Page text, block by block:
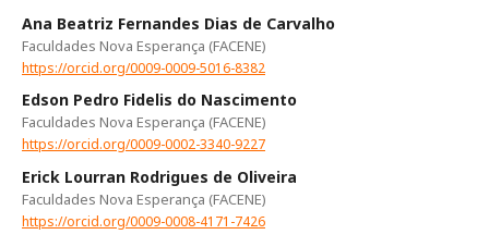
Ana Beatriz Fernandes Dias de Carvalho
Faculdades Nova Esperança (FACENE)
https://orcid.org/0009-0009-5016-8382
Edson Pedro Fidelis do Nascimento
Faculdades Nova Esperança (FACENE)
https://orcid.org/0009-0002-3340-9227
Erick Lourran Rodrigues de Oliveira
Faculdades Nova Esperança (FACENE)
https://orcid.org/0009-0008-4171-7426